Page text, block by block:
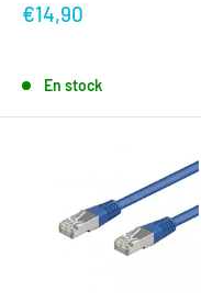
€14,90
En stock